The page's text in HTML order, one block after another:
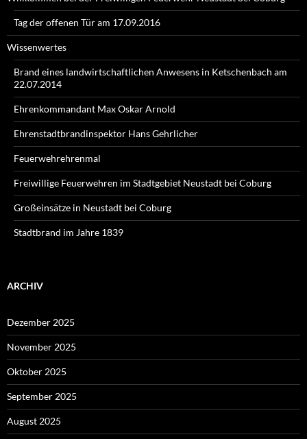
Tag der offenen Tür am 17.09.2016
Wissenwertes
Brand eines landwirtschaftlichen Anwesens in Ketschenbach am
22.07.2014
Ehrenkommandant Max Oskar Arnold
Ehrenstadtbrandinspektor Hans Gehrlicher
Feuerwehrehrenmal
Freiwillige Feuerwehren im Stadtgebiet Neustadt bei Coburg
Großeinsätze in Neustadt bei Coburg
Stadtbrand im Jahre 1839
ARCHIV
Dezember 2025
November 2025
Oktober 2025
September 2025
August 2025